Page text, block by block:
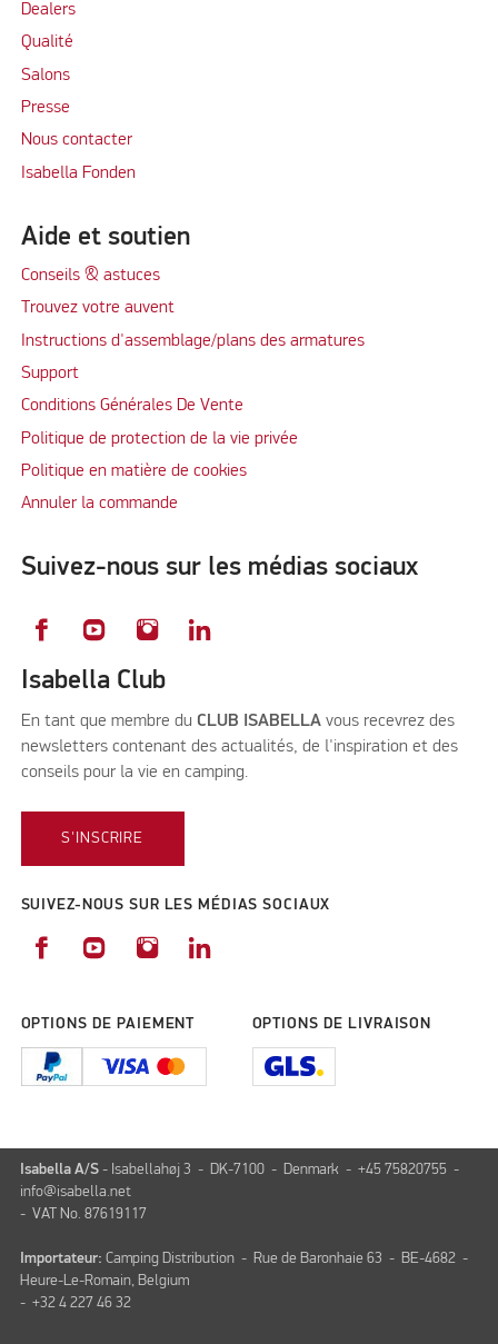
Dealers
Qualité
Salons
Presse
Nous contacter
Isabella Fonden
Aide et soutien
Conseils & astuces
Trouvez votre auvent
Instructions d'assemblage/plans des armatures
Support
Conditions Générales De Vente
Politique de protection de la vie privée
Politique en matière de cookies
Annuler la commande
Suivez-nous sur les médias sociaux
Isabella Club
En tant que membre du CLUB ISABELLA vous recevrez des
newsletters contenant des actualités, de l'inspiration et des
conseils pour la vie en camping.
S'INSCRIRE
SUIVEZ-NOUS SUR LES MÉDIAS SOCIAUX
OPTIONS DE PAIEMENT OPTIONS DE LIVRAISON
Isabella A/S - Isabellahøj 3 - DK-7100 - Denmark - +45 75820755 -
info@isabella.net
- VAT No. 87619117
Importateur: Camping Distribution - Rue de Baronhaie 63 - BE-4682 -
Heure-Le-Romain, Belgium
- +32 4 227 46 32